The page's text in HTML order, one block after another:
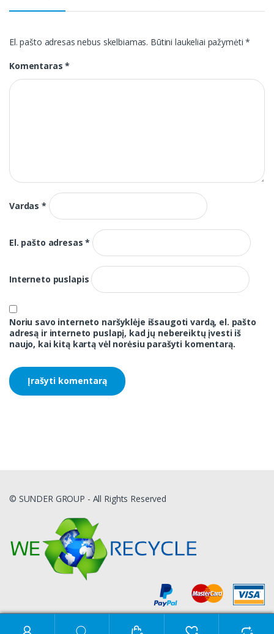
El. pašto adresas nebus skelbiamas. Būtini laukeliai pažymėti*
Komentaras*
Vardas*
El. pašto adresas*
Interneto puslapis
Noriu savo interneto naršyklėje išsaugoti vardą, el. pašto
adresą ir interneto puslapį, kad jų nebereiktų įvesti iš
naujo, kai kitą kartą vėl norėsiu parašyti komentarą.
© SUNDER GROUP - All Rights Reserved
Ieškoti: